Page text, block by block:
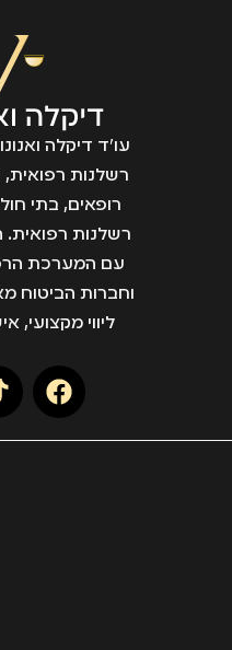
עו״ד דיקלה
רשלנות רפואית,
רופאים, בתי
רשלנות
עם המערכת
וחברות הביטוח
ליווי מקצועי,